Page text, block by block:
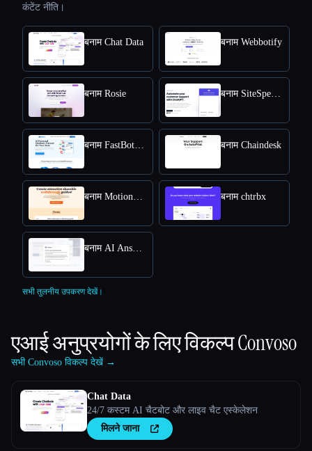
कंटेंट नीति।
बनाम Chat Data बनाम Webbotify
बनाम Rosie बनाम SiteSpeakAI
बनाम FastBots.ai बनाम Chaindesk
बनाम MotionShot बनाम chtrbx
बनाम AI Answers by Cohere
सभी तुलनीय उपकरण देखें।
एआई अनुप्रयोगों के लिए विकल्पConvoso
सभी Convoso विकल्प देखें →
Chat Data
24/7 कस्टम AI चैटबोट और लाइव चैट एस्केलेशन
मिलने जाना